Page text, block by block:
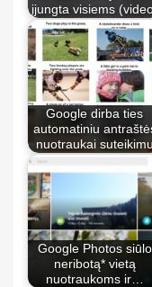
įjungta visiems
Google dirba ties
automatiniu
nuotraukai suteikimu
Google Photos siūlo
neribotą* vietą
nuotraukoms ir…